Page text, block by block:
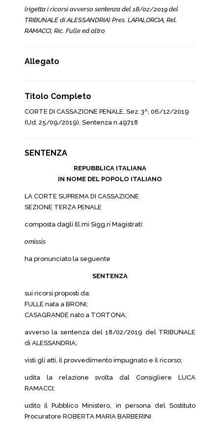
(rigetta i ricorsi avverso sentenza del 18/02/2019 del
TRIBUNALE di ALESSANDRIA) Pres. LAPALORCIA, Rel.
RAMACCI, Ric. Fulle ed altro
Allegato
Titolo Completo
CORTE DI CASSAZIONE PENALE, Sez. 3^, 06/12/2019
(Ud. 25/09/2019), Sentenza n.49718
SENTENZA
REPUBBLICA ITALIANA
IN NOME DEL POPOLO ITALIANO
LA CORTE SUPREMA DI CASSAZIONE
SEZIONE TERZA PENALE
composta dagli Ill.mi Sigg.ri Magistrati:
omissis
ha pronunciato la seguente
SENTENZA
sui ricorsi proposti da:
FULLE nata a BRONI;
CASAGRANDE nato a TORTONA;
avverso la sentenza del 18/02/2019 del TRIBUNALE
di ALESSANDRIA;
visti gli atti, il provvedimento impugnato e il ricorso;
udita la relazione svolta dal Consigliere LUCA
RAMACCI;
udito il Pubblico Ministero, in persona del Sostituto
Procuratore ROBERTA MARIA BARBERINI